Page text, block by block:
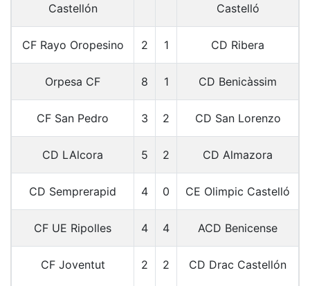
Castellón
Castelló
CF Rayo Oropesino 2 1 CD Ribera
Orpesa CF 8 1 CD Benicàssim
CF San Pedro 3 2 CD San Lorenzo
CD LAlcora 5 2 CD Almazora
CD Semprerapid 4 0 CE Olimpic Castelló
CF UE Ripolles 4 4 ACD Benicense
CF Joventut
2 2 CD Drac Castellón